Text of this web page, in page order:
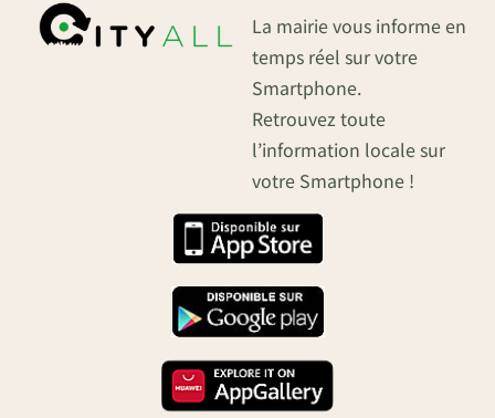
La mairie vous informe en
temps réel sur votre
Smartphone.
Retrouvez toute
l’information locale sur
votre Smartphone !